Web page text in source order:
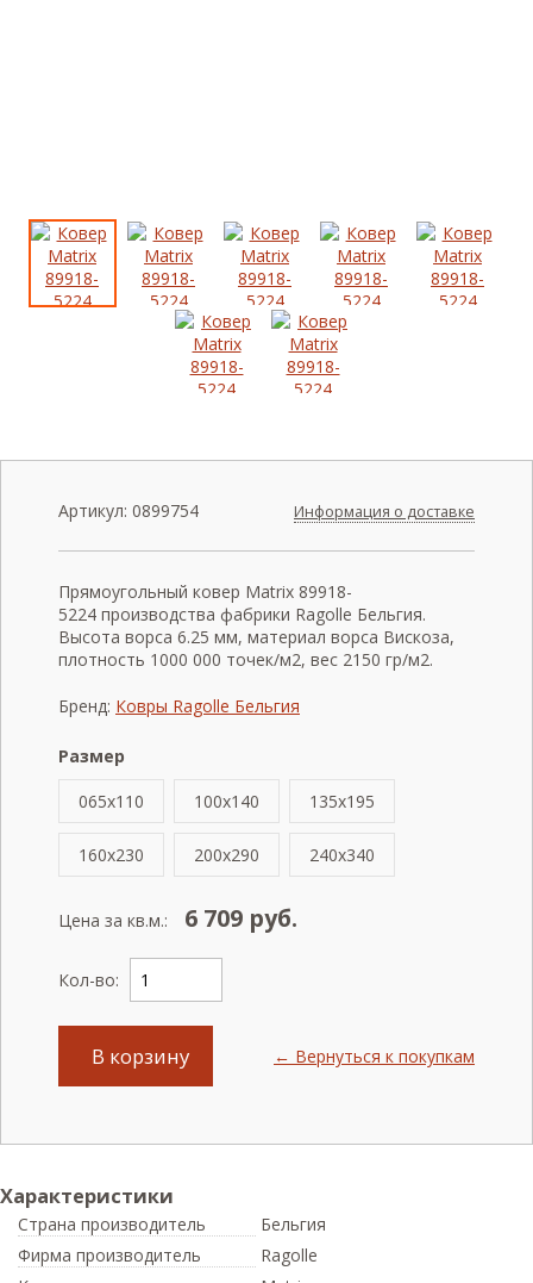
Артикул: 0899754 Информация о доставке
Прямоугольный ковер Matrix 89918-
5224 производства фабрики Ragolle Бельгия.
Высота ворса 6.25 мм, материал ворса Вискоза,
плотность 1000 000 точек/м2, вес 2150 гр/м2.
Бренд: Ковры Ragolle Бельгия
Размер
065x110
100x140 135x195
160x230 200x290 240x340
Цена за кв.м.: 6 709 руб.
Кол-во:
В корзину ← Вернуться к покупкам
Характеристики
Страна производитель
Бельгия
Фирма производитель
Ragolle